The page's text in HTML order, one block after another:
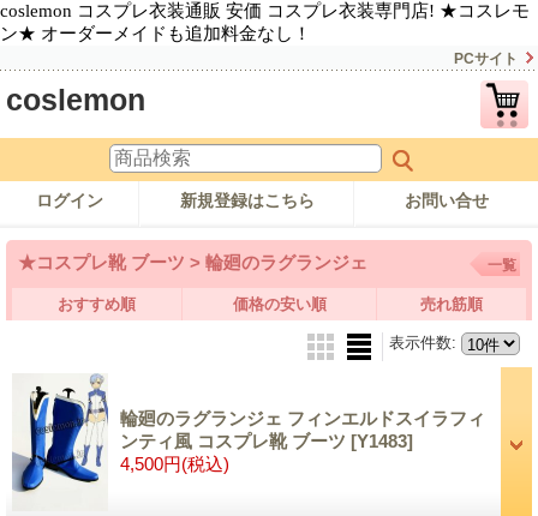
coslemon コスプレ衣装通販 安価 コスプレ衣装専門店! ★コスレモ
ン★ オーダーメイドも追加料金なし！
PCサイト
coslemon
ログイン 新規登録はこちら お問い合せ
★コスプレ靴 ブーツ > 輪廻のラグランジェ 一覧
おすすめ順 価格の安い順 売れ筋順
表示件数:
輪廻のラグランジェ フィンエルドスイラフィ
ンティ風 コスプレ靴 ブーツ [Y1483]
4,500円(税込)